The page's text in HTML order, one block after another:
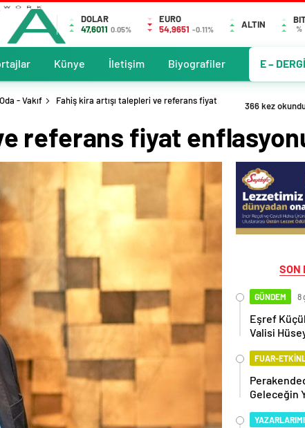
DOLAR
47,6011 0.05%
EURO
54,9651 -0.11% ALTIN %
Künye İletişim Biyografiler E – DERGİ
- Vakıf
Fahiş kira artışı talepleri ve referans fiyat
366 kez
referans fiyat
SON
GÜNDEM 8
Eşref
Valisi
FUAR-
Geleceğin